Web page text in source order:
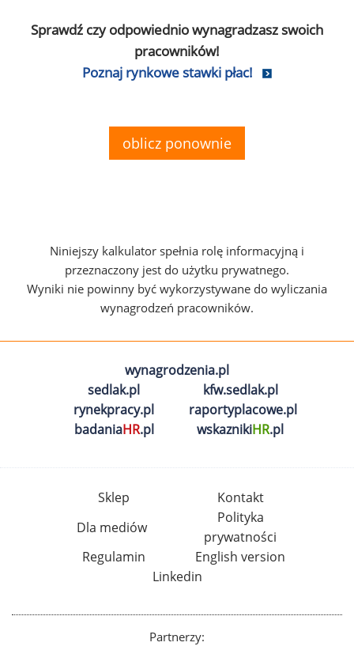
Sprawdź czy odpowiednio wynagradzasz swoich
pracowników!
Poznaj rynkowe stawki płac!
oblicz ponownie
Niniejszy kalkulator spełnia rolę informacyjną i
przeznaczony jest do użytku prywatnego.
Wyniki nie powinny być wykorzystywane do wyliczania
wynagrodzeń pracowników.
wynagrodzenia.pl
sedlak.pl
kfw.sedlak.pl
rynekpracy.pl
raportyplacowe.pl
badaniaHR.pl wskaznikiHR.pl
Sklep
Kontakt
Dla mediów
Polityka
prywatności
Regulamin
English version
Linkedin
Partnerzy: